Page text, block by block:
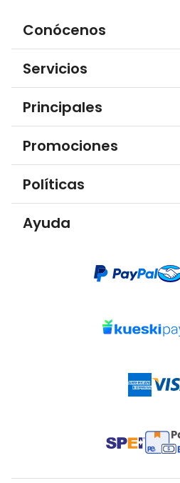
Conócenos
Servicios
Principales
Promociones
Políticas
Ayuda